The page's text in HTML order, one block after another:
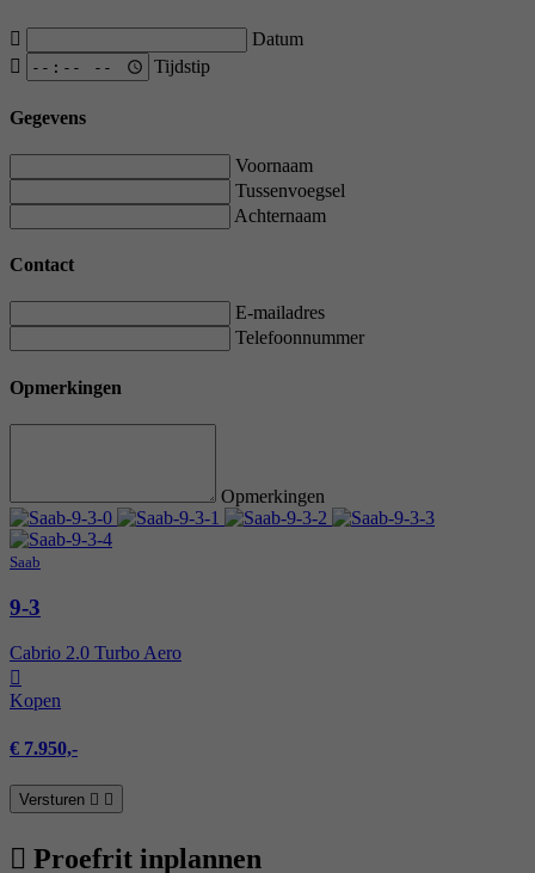
Datum
Tijdstip
Gegevens
Voornaam
Tussenvoegsel
Achternaam
Contact
E-mailadres
Telefoonnummer
Opmerkingen
Opmerkingen
Saab
9-3
Cabrio 2.0 Turbo Aero
Kopen
€ 7.950,-
Versturen
Proefrit inplannen